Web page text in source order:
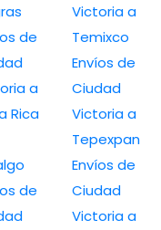
de
a
Rica
de
Victoria a
Temixco
Envíos de
Ciudad
Victoria a
Tepexpan
Envíos de
Ciudad
Victoria a